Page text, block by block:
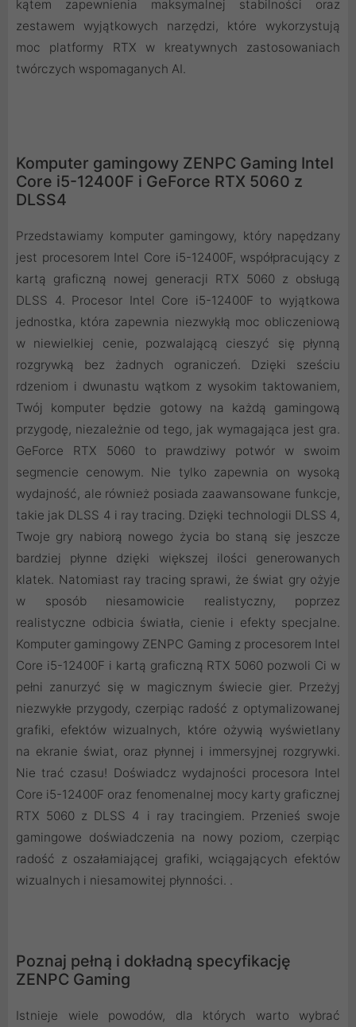
kątem zapewnienia maksymalnej stabilności oraz
zestawem wyjątkowych narzędzi, które wykorzystują
moc platformy RTX w kreatywnych zastosowaniach
twórczych wspomaganych AI.
Komputer gamingowy ZENPC Gaming Intel
Core i5-12400F i GeForce RTX 5060 z
DLSS4
Przedstawiamy komputer gamingowy, który napędzany
jest procesorem Intel Core i5-12400F, współpracujący z
kartą graficzną nowej generacji RTX 5060 z obsługą
DLSS 4. Procesor Intel Core i5-12400F to wyjątkowa
jednostka, która zapewnia niezwykłą moc obliczeniową
w niewielkiej cenie, pozwalającą cieszyć się płynną
rozgrywką bez żadnych ograniczeń. Dzięki sześciu
rdzeniom i dwunastu wątkom z wysokim taktowaniem,
Twój komputer będzie gotowy na każdą gamingową
przygodę, niezależnie od tego, jak wymagająca jest gra.
GeForce RTX 5060 to prawdziwy potwór w swoim
segmencie cenowym. Nie tylko zapewnia on wysoką
wydajność, ale również posiada zaawansowane funkcje,
takie jak DLSS 4 i ray tracing. Dzięki technologii DLSS 4,
Twoje gry nabiorą nowego życia bo staną się jeszcze
bardziej płynne dzięki większej ilości generowanych
klatek. Natomiast ray tracing sprawi, że świat gry ożyje
w sposób niesamowicie realistyczny, poprzez
realistyczne odbicia światła, cienie i efekty specjalne.
Komputer gamingowy ZENPC Gaming z procesorem Intel
Core i5-12400F i kartą graficzną RTX 5060 pozwoli Ci w
pełni zanurzyć się w magicznym świecie gier. Przeżyj
niezwykłe przygody, czerpiąc radość z optymalizowanej
grafiki, efektów wizualnych, które ożywią wyświetlany
na ekranie świat, oraz płynnej i immersyjnej rozgrywki.
Nie trać czasu! Doświadcz wydajności procesora Intel
Core i5-12400F oraz fenomenalnej mocy karty graficznej
RTX 5060 z DLSS 4 i ray tracingiem. Przenieś swoje
gamingowe doświadczenia na nowy poziom, czerpiąc
radość z oszałamiającej grafiki, wciągających efektów
wizualnych i niesamowitej płynności. .
Poznaj pełną i dokładną specyfikację
ZENPC Gaming
Istnieje wiele powodów, dla których warto wybrać